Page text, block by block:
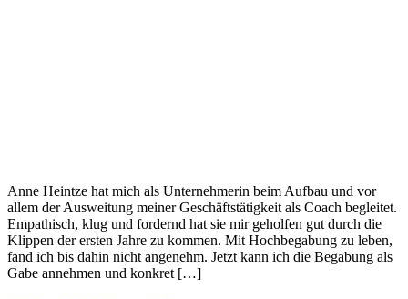
Anne Heintze hat mich als Unternehmerin beim Aufbau und vor
allem der Ausweitung meiner Geschäftstätigkeit als Coach begleitet.
Empathisch, klug und fordernd hat sie mir geholfen gut durch die
Klippen der ersten Jahre zu kommen. Mit Hochbegabung zu leben,
fand ich bis dahin nicht angenehm. Jetzt kann ich die Begabung als
Gabe annehmen und konkret […]